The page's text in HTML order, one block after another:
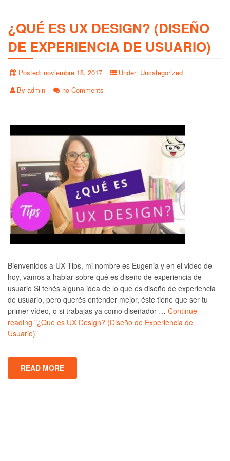
¿QUÉ ES UX DESIGN? (DISEÑO
DE EXPERIENCIA DE USUARIO)
Posted: noviembre 18, 2017 Under: Uncategorized
By admin no Comments
Bienvenidos a UX Tips, mi nombre es Eugenia y en el video de
hoy, vamos a hablar sobre qué es diseño de experiencia de
usuario Si tenés alguna idea de lo que es diseño de experiencia
de usuario, pero querés entender mejor, éste tiene que ser tu
primer vídeo, o si trabajas ya como diseñador … Continue
reading "¿Qué es UX Design? (Diseño de Experiencia de
Usuario)"
READ MORE